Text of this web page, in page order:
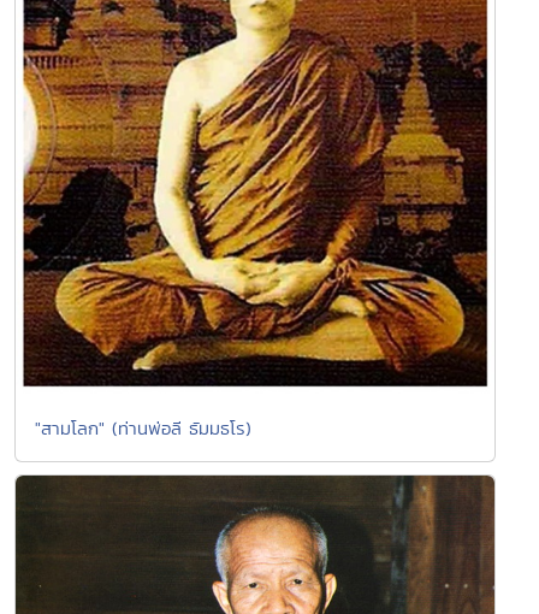
"สามโลก" (ท่านพ่อลี ธัมมธโร)